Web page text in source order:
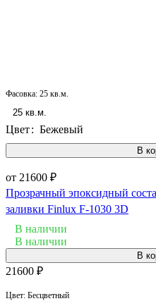
В
Фасовка: 25 кв.м.
25 кв.м.
Цвет: Бежевый
от 21600 ₽
Прозрачный эпоксидный
заливки Finlux F-1030 3D
В наличии
В наличии
В
21600 ₽
Цвет: Бесцветный